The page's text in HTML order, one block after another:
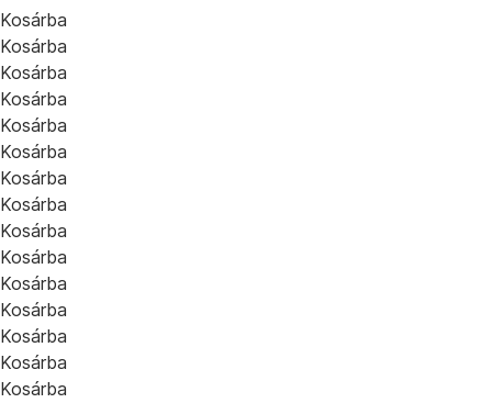
Kosárba
Kosárba
Kosárba
Kosárba
Kosárba
Kosárba
Kosárba
Kosárba
Kosárba
Kosárba
Kosárba
Kosárba
Kosárba
Kosárba
Kosárba